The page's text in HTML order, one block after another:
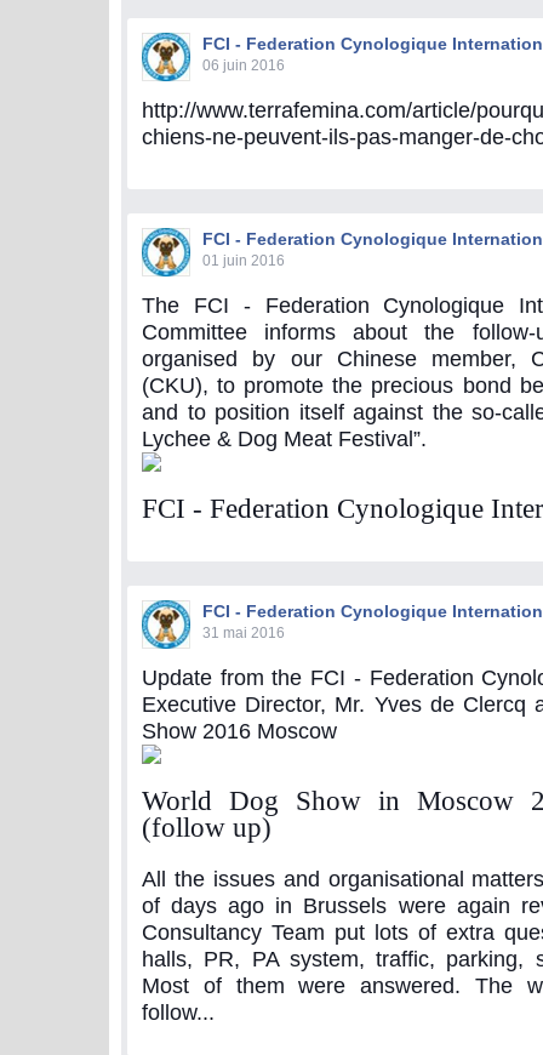
FCI - Federation Cynologique
06 juin 2016
http://www.terrafemina.com/article/
chiens-ne-peuvent-ils-pas-manger-de-
FCI - Federation Cynologique
01 juin 2016
The FCI - Federation Cynologique
Committee informs about the
organised by our Chinese member,
(CKU), to promote the precious bond
and to position itself against the so-
Lychee & Dog Meat Festival”.
FCI - Federation Cynologique
FCI - Federation Cynologique
31 mai 2016
Update from the FCI - Federation
Executive Director, Mr. Yves de Clercq
Show 2016 Moscow
World Dog Show in Moscow
(follow up)
All the issues and organisational
of days ago in Brussels were again
Consultancy Team put lots of extra
halls, PR, PA system, traffic, parking,
Most of them were answered. The
follow...